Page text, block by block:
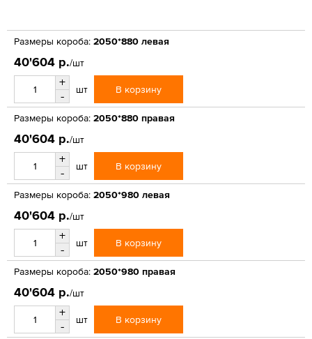
Размеры короба: 2050*880 левая
40'604 р./шт
+
-
шт В корзину
Размеры короба: 2050*880 правая
40'604 р./шт
+
-
шт В корзину
Размеры короба: 2050*980 левая
40'604 р./шт
+
-
шт В корзину
Размеры короба: 2050*980 правая
40'604 р./шт
+
-
шт В корзину